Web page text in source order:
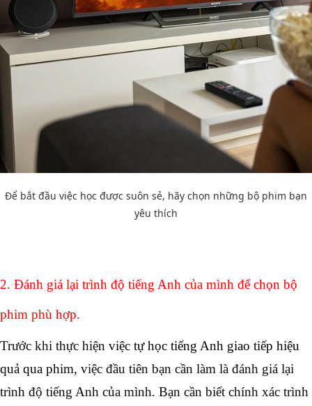
Để bắt đầu việc học được suôn sẻ, hãy chọn những bộ phim bạn
yêu thích
2. Đánh giá lại trình độ tiếng Anh của mình để chọn bộ
phim phù hợp.
Trước khi thực hiện việc tự học tiếng Anh giao tiếp hiệu
quả qua phim, việc đầu tiên bạn cần làm là đánh giá lại
trình độ tiếng Anh của mình. Bạn cần biết chính xác trình